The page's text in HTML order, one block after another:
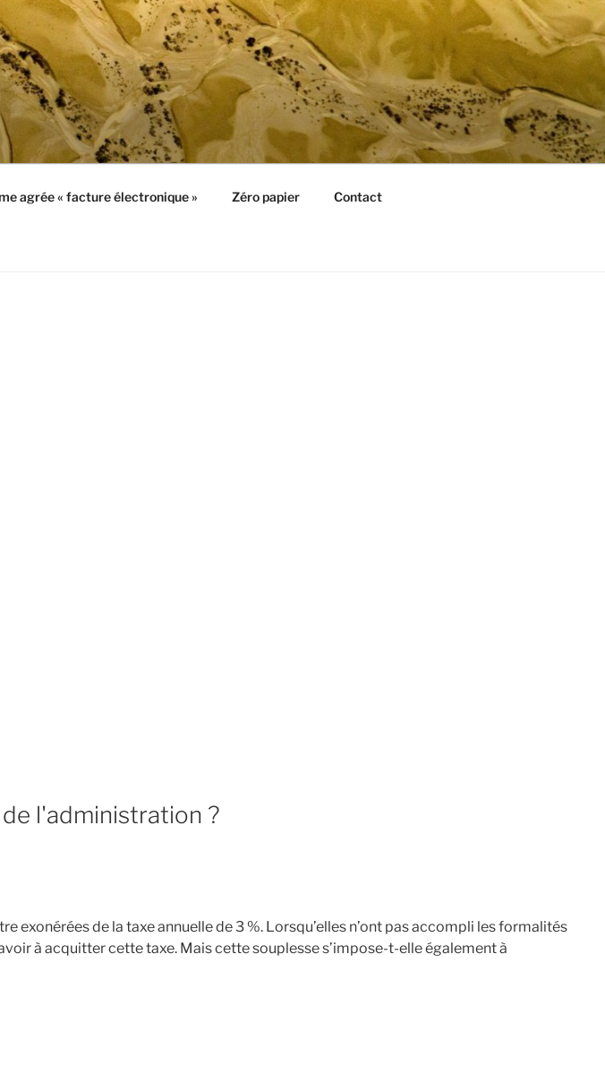
agrée « facture électronique » Zéro papier Contact
l'administration ?
de la taxe annuelle de 3 %. Lorsqu’elles n’ont pas accompli les formalités
à acquitter cette taxe. Mais cette souplesse s’impose-t-elle également à